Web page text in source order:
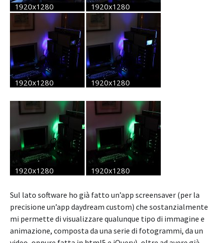
Sul lato software ho già fatto un’app screensaver (per la
precisione un’app daydream custom) che sostanzialmente
mi permette di visualizzare qualunque tipo di immagine e
animazione, composta da una serie di fotogrammi, da un